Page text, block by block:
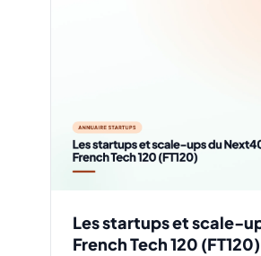
Les startups et scale-
French Tech 120 (FT120)